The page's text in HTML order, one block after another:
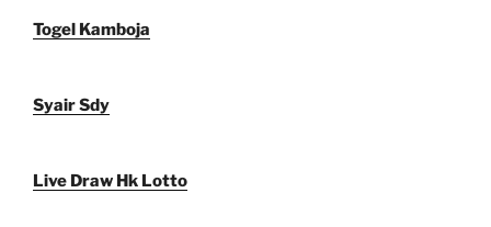
Togel Kamboja
Syair Sdy
Live Draw Hk Lotto